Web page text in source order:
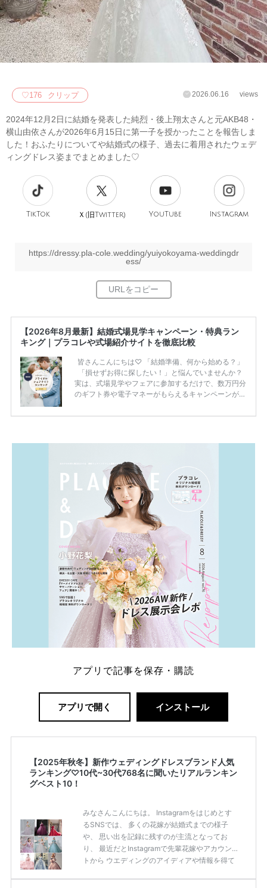
♡176 クリップ 2026.06.16 views
2024年12月2日に結婚を発表した純烈・後上翔太さんと元AKB48・
横山由依さんが2026年6月15日に第一子を授かったことを報告しま
した！おふたりについてや結婚式の様子、過去に着用されたウェデ
ィングドレス姿までまとめました♡
TikTok Ｘ(旧Twitter) YouTube Instagram
https://dressy.pla-cole.wedding/yuiyokoyama-weddingdr
ess/
【2026年8月最新】結婚式場見学キャンペーン・特典ラン
キング｜プラコレや式場紹介サイトを徹底比較
皆さんこんにちは♡ 「結婚準備、何から始める？」
「損せずお得に探したい！」と悩んでいませんか？
実は、式場見学やフェアに参加するだけで、数万円分
のギフト券や電子マネーがもらえるキャンペーンがあ
ため、比較せずに選ぶと損をしてしまうことも……。
一番お得？」「プラコレの特典は？」といった疑問も
解決します。 まずは診断で候補を絞れる「ウェディ
ング診断」か、体験型 […]続きを読む
アプリで記事を保存・購読
アプリで開く インストール
【2025年秋冬】新作ウェディングドレスブランド人気
ランキング♡10代~30代768名に聞いたリアルランキン
グベスト10！
みなさんこんにちは。 Instagramをはじめとす
るSNSでは、 多くの花嫁が結婚式までの様子
や、 思い出を記録に残すのが主流となってお
り、 最近だとInstagramで先輩花嫁やアカウン
トから ウエディングのアイディアや情報を得て